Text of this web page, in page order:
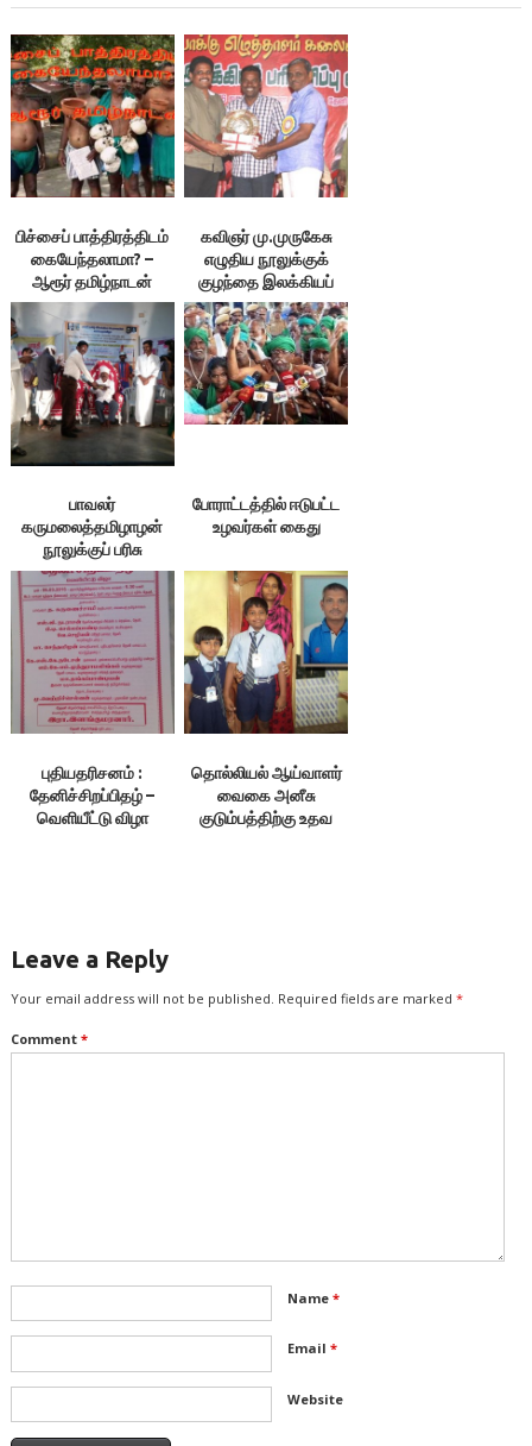
பிச்சைப் பாத்திரத்திடம்
கையேந்தலாமா? –
ஆரூர் தமிழ்நாடன்
கவிஞர் மு.முருகேசு
எழுதிய நூலுக்குக்
குழந்தை இலக்கியப்
பரிசு
பாவலர்
கருமலைத்தமிழாழன்
நூலுக்குப் பரிசு
போராட்டத்தில் ஈடுபட்ட
உழவர்கள் கைது
புதியதரிசனம் :
தேனிச்சிறப்பிதழ் –
வெளியீட்டு விழா
தொல்லியல் ஆய்வாளர்
வைகை அனீசு
குடும்பத்திற்கு உதவ
Leave a Reply
Your email address will not be published. Required fields are marked *
Comment *
Name *
Email *
Website